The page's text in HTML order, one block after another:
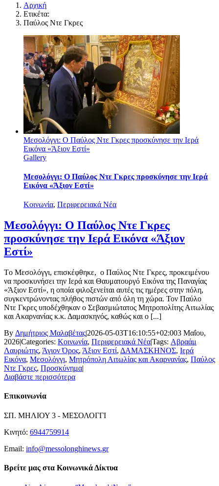
Αρχική
Ετικέτα:
Παύλος Ντε Γκρες
Μεσολόγγι: Ο Παύλος Ντε Γκρες προσκύνησε την Ιερά
Εικόνα «Άξιον Εστί»
Gallery
Μεσολόγγι: Ο Παύλος Ντε Γκρες προσκύνησε την Ιερά
Εικόνα «Άξιον Εστί»
Κοινωνία, Περιφερειακά Νέα
Μεσολόγγι: Ο Παύλος Ντε Γκρες
προσκύνησε την Ιερά Εικόνα «Άξιον
Εστί»
Tο Μεσολόγγι, επισκέφθηκε, ο Παύλος Ντε Γκρες, προκειμένου
να προσκυνήσει την Ιερά και Θαυματουργό Εικόνα της Παναγίας
«Άξιον Εστί», η οποία φιλοξενείται αυτές τις ημέρες στην πόλη,
συγκεντρώνοντας πλήθος πιστών από όλη τη χώρα. Τον Παύλο
Ντε Γκρες υποδέχθηκαν ο Σεβασμιώτατος Μητροπολίτης Αιτωλίας
και Ακαρνανίας κ.κ. Δαμασκηνός, καθώς και ο [...]
By Δημήτριος Μαλαβέτας|2026-05-03T16:10:55+02:003 Μαΐου,
2026|Categories: Κοινωνία, Περιφερειακά Νέα|Tags: Αβραάμ
Λαυριώτης, Άγιον Όρος, Άξιον Εστί, ΔΑΜΑΣΚΗΝΟΣ, Ιερά
Εικόνα, Μεσολόγγι, Μητρόπολη Αιτωλίας και Ακαρνανίας, Παύλος
Ντε Γκρες, Προσκύνημα|
Διαβάστε περισσότερα
Επικοινωνία
ΣΠ. ΜΗΛΙΟΥ 3 - ΜΕΣΟΛΟΓΓΙ
Κινητό: 6944759914
Email: info@messolonghinews.gr
Βρείτε μας στα Κοινωνικά Δίκτυα